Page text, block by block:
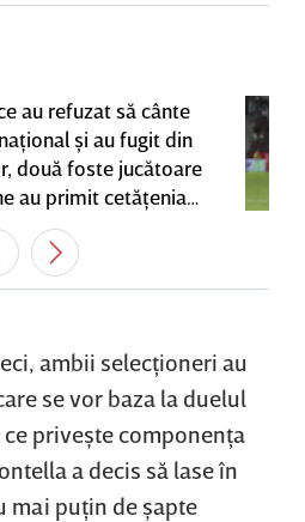
au refuzat să cânte
şi au fugit din
două foste jucătoare
au primit cetăţenia
ambii selecţioneri au
se vor baza la duelul
ce priveşte componenţa
a decis să lase în
mai puţin de şapte